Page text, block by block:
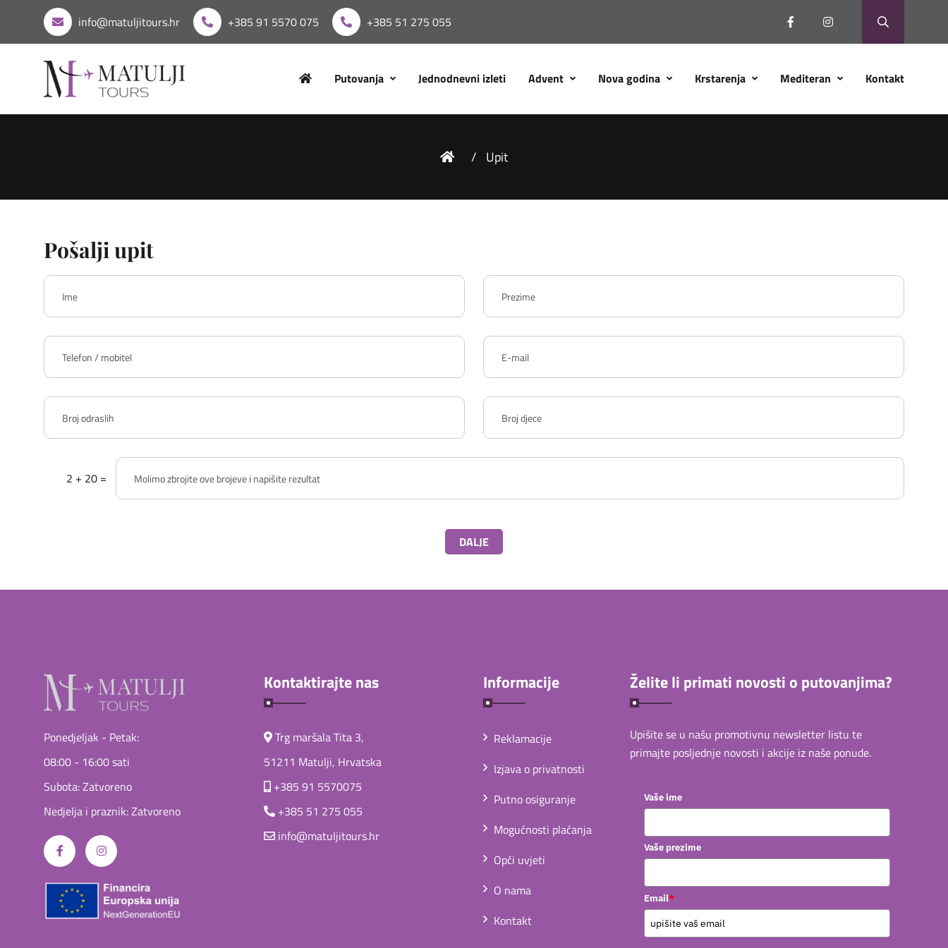
info@matuljitours.hr +385 91 5570 075 +385 51 275 055
Putovanja Jednodnevni izleti Advent Nova godina Krstarenja Mediteran Kontakt
Upit
Pošalji upit
2 + 20 =
DALJE
Ponedjeljak - Petak:
08:00 - 16:00 sati
Subota: Zatvoreno
Nedjelja i praznik: Zatvoreno
Kontaktirajte nas
Trg maršala Tita 3,
51211 Matulji, Hrvatska
+385 91 5570075
+385 51 275 055
info@matuljitours.hr
Informacije
Reklamacije
Izjava o privatnosti
Putno osiguranje
Mogućnosti plaćanja
Opći uvjeti
O nama
Kontakt
Želite li primati novosti o putovanjima?
Upišite se u našu promotivnu newsletter listu te
primajte posljednje novosti i akcije iz naše ponude.
Vaše ime
Vaše prezime
Email*